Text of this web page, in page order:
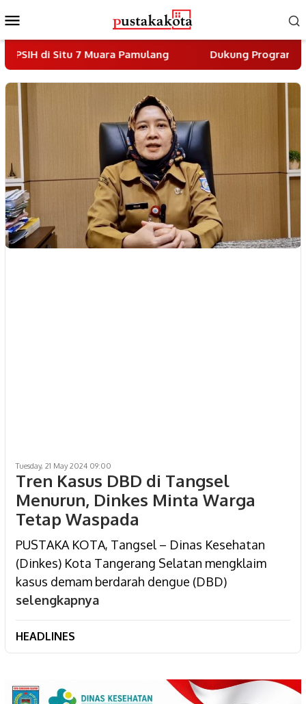
to
contentMenu
7 Muara Pamulang Dukung Program Indonesia
Tuesday, 21 May 2024 09:00
Tren Kasus DBD di Tangsel
Menurun, Dinkes Minta Warga
Tetap Waspada
PUSTAKA KOTA, Tangsel – Dinas Kesehatan
(Dinkes) Kota Tangerang Selatan mengklaim
kasus demam berdarah dengue (DBD)
selengkapnya
HEADLINES